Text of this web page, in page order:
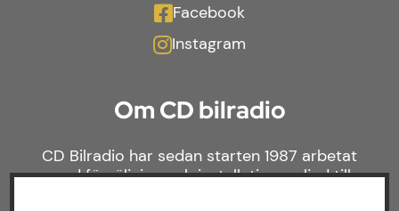
Facebook
Instagram
Om CD bilradio
CD Bilradio har sedan starten 1987 arbetat
med försäljning och installation av ljud till